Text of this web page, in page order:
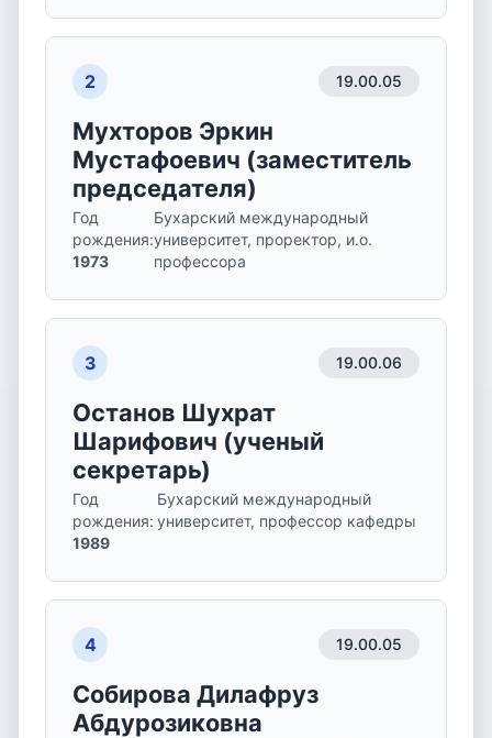
2 19.00.05
Мухторов Эркин
Мустафоевич (заместитель
председателя)
Год
рождения:
1973
Бухарский международный
университет, проректор, и.о.
профессора
3 19.00.06
Останов Шухрат
Шарифович (ученый
секретарь)
Год
рождения:
1989
Бухарский международный
университет, профессор кафедры
4 19.00.05
Собирова Дилафруз
Абдурозиковна